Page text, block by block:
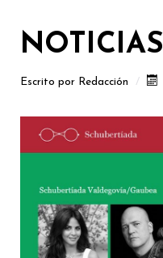
NOTICIAS
Escrito por Redacción